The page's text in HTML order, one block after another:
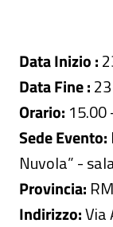
Data Inizio :
Data Fine :
Orario: 15.00
Sede Evento:
Nuvola” -
Provincia: RM
Indirizzo:Via